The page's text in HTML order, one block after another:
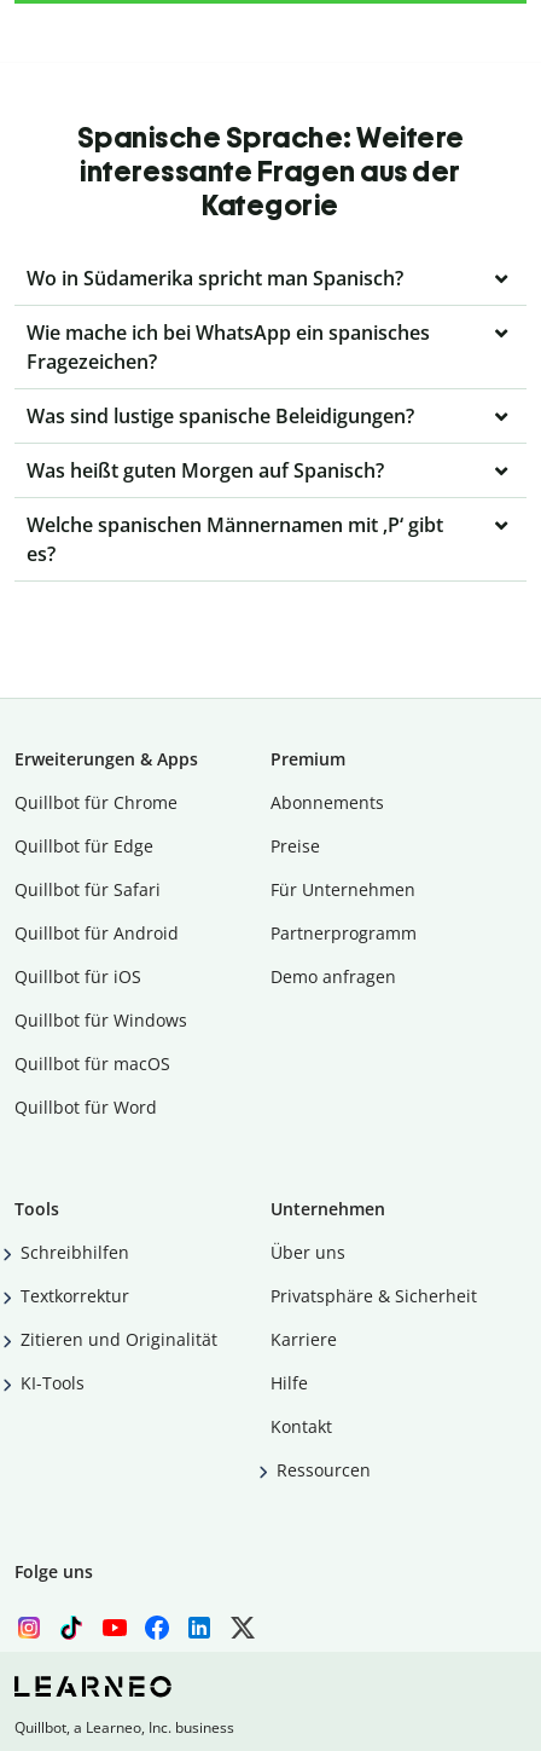
Spanische Sprache: Weitere
interessante Fragen aus der
Kategorie
Wo in Südamerika spricht man Spanisch?
Wie mache ich bei WhatsApp ein spanisches
Fragezeichen?
Was sind lustige spanische Beleidigungen?
Was heißt guten Morgen auf Spanisch?
Welche spanischen Männernamen mit ‚P‘ gibt
es?
Erweiterungen & Apps
Quillbot für Chrome
Quillbot für Edge
Quillbot für Safari
Quillbot für Android
Quillbot für iOS
Quillbot für Windows
Quillbot für macOS
Quillbot für Word
Premium
Abon­ne­ments
Preise
Für Unternehmen
Partnerprogramm
Demo anfragen
Tools
Schreibhilfen
Textkorrektur
Zitieren und Originalität
KI-Tools
Unternehmen
Über uns
Privatsphäre & Sicherheit
Karriere
Hilfe
Kontakt
Ressourcen
Folge uns
Quillbot, a Learneo, Inc. business